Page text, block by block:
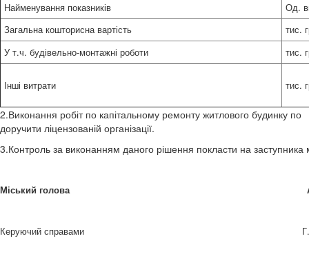
Найменування показників
Од.
Загальна кошторисна вартість
тис.
У т.ч. будівельно-монтажні роботи
тис.
Інші витрати тис.
2.Виконання робіт по капітальному ремонту житлового
доручити ліцензованій організації.
3.Контроль за виконанням даного рішення покласти на заступника
Міський голова
Керуючий справами